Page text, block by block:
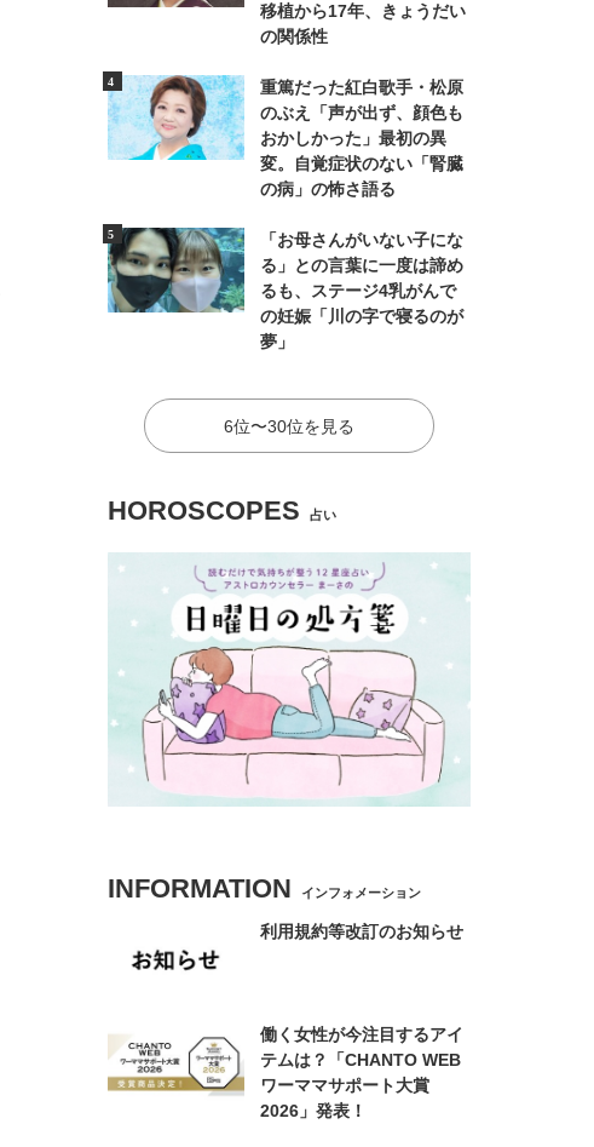
移植から17年、きょうだい
の関係性
重篤だった紅白歌手・松原
のぶえ「声が出ず、顔色も
おかしかった」最初の異
変。自覚症状のない「腎臓
の病」の怖さ語る
「お母さんがいない子にな
る」との言葉に一度は諦め
るも、ステージ4乳がんで
の妊娠「川の字で寝るのが
夢」
6位〜30位を見る
HOROSCOPES 占い
INFORMATION インフォメーション
利用規約等改訂のお知らせ
働く女性が今注目するアイ
テムは？「CHANTO WEB
ワーママサポート大賞
2026」発表！